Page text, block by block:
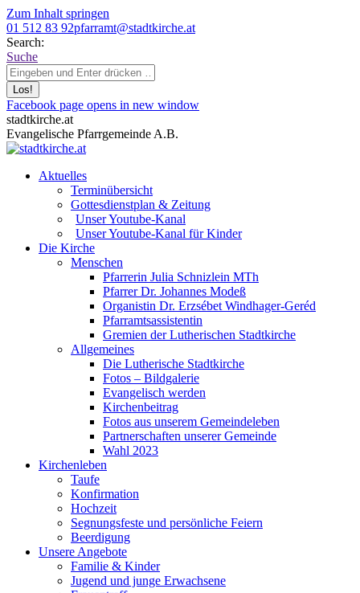
Zum Inhalt springen
01 512 83 92pfarramt@stadtkirche.at
Search:
Suche
Facebook page opens in new window
stadtkirche.at
Evangelische Pfarrgemeinde A.B.
Aktuelles
Terminübersicht
Gottesdienstplan & Zeitung
Unser Youtube-Kanal
Unser Youtube-Kanal für Kinder
Die Kirche
Menschen
Pfarrerin Julia Schnizlein MTh
Pfarrer Dr. Johannes Modeß
Organistin Dr. Erzsébet Windhager-Geréd
Pfarramtsassistentin
Gremien der Lutherischen Stadtkirche
Allgemeines
Die Lutherische Stadtkirche
Fotos – Bildgalerie
Evangelisch werden
Kirchenbeitrag
Fotos aus unserem Gemeindeleben
Partnerschaften unserer Gemeinde
Wahl 2023
Kirchenleben
Taufe
Konfirmation
Hochzeit
Segnungsfeste und persönliche Feiern
Beerdigung
Unsere Angebote
Familie & Kinder
Jugend und junge Erwachsene